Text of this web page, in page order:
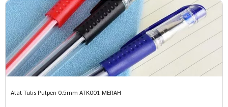
Alat Tulis Pulpen 0.5mm ATK001 MERAH